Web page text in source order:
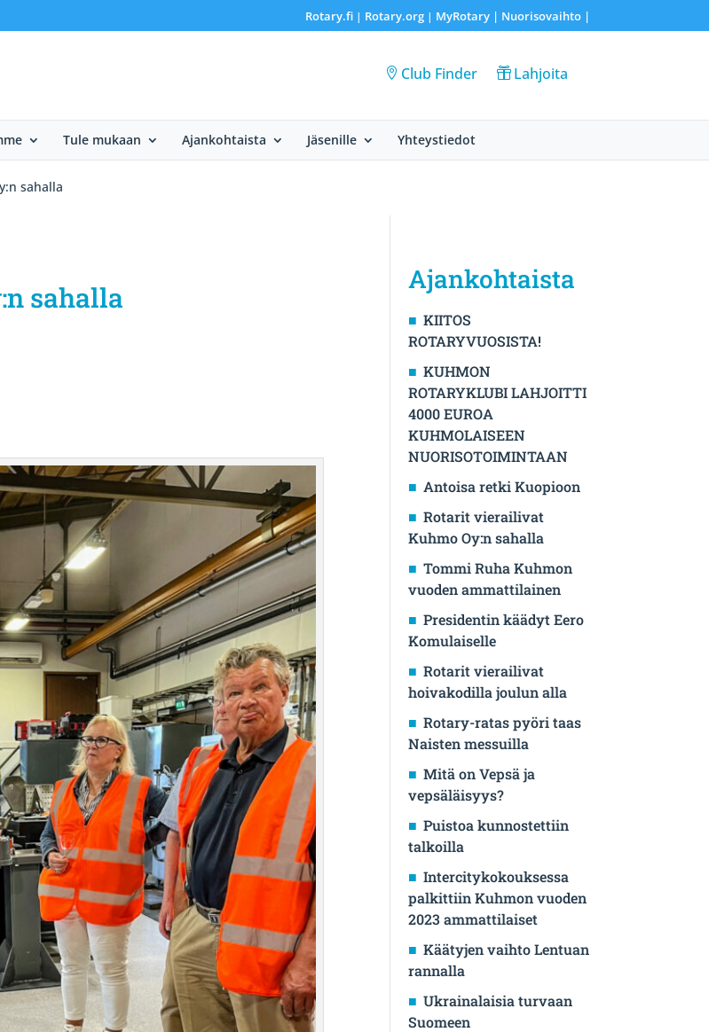
Rotary.fi| Rotary.org| MyRotary | Nuorisovaihto|
Club Finder Lahjoita
Tule mukaan Ajankohtaista Jäsenille Yhteystiedot
sahalla
sahalla
Ajankohtaista
KIITOS
ROTARYVUOSISTA!
KUHMON
ROTARYKLUBI LAHJOITTI
4000 EUROA
KUHMOLAISEEN
NUORISOTOIMINTAAN
Antoisa retki Kuopioon
Rotarit vierailivat
Kuhmo Oy:n sahalla
Tommi Ruha Kuhmon
vuoden ammattilainen
Presidentin käädyt Eero
Komulaiselle
Rotarit vierailivat
hoivakodilla joulun alla
Rotary-ratas pyöri taas
Naisten messuilla
Mitä on Vepsä ja
vepsäläisyys?
Puistoa kunnostettiin
talkoilla
Intercitykokouksessa
palkittiin Kuhmon vuoden
2023 ammattilaiset
Käätyjen vaihto Lentuan
rannalla
Ukrainalaisia turvaan
Suomeen